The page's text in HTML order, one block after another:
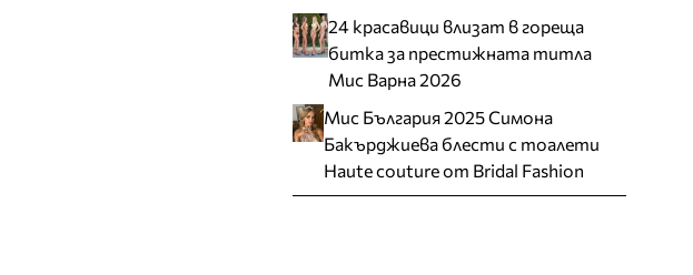
24 красавици влизат в гореща
битка за престижната титла
Мис Варна 2026
Мис България 2025 Симона
Бакърджиева блести с тоалети
Haute couture от Bridal Fashion